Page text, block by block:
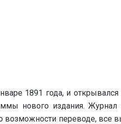
1891 года, и
нового издания. Журнал
возможности переводе, все